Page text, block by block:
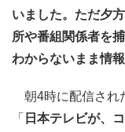
いました。ただ夕
所や番組関係者を
わからないまま情
朝4時に配信され
「 日本テレビが、